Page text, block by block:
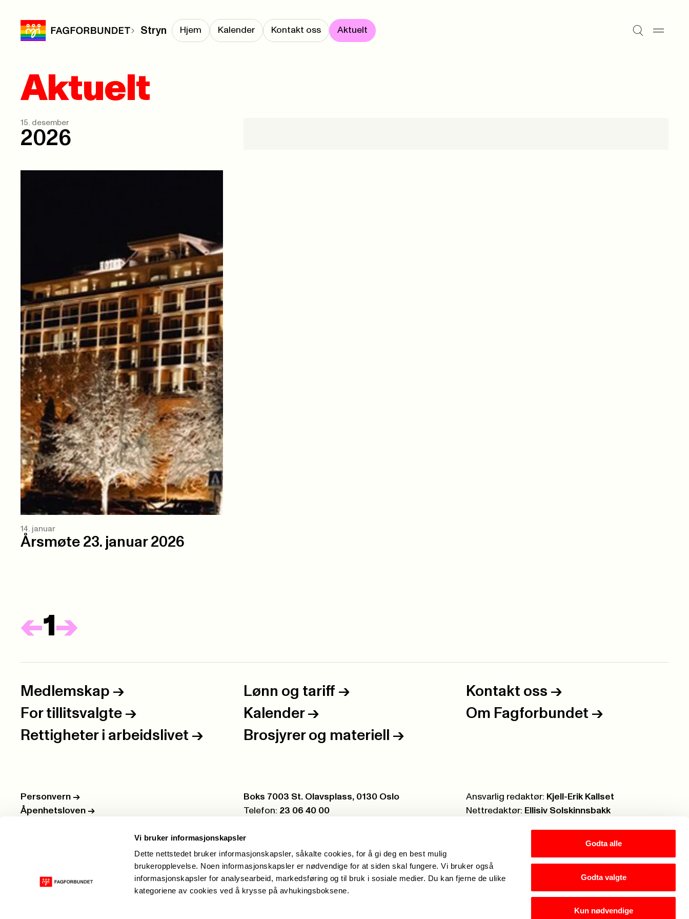
Vi bruker informasjonskapsler
Dette nettstedet bruker informasjonskapsler, såkalte cookies, for å gi deg en best mulig
brukeropplevelse. Noen informasjonskapsler er nødvendige for at siden skal fungere. Vi bruker også
informasjonskapsler for analysearbeid, markedsføring og til bruk i sosiale medier. Du kan fjerne de ulike
kategoriene av cookies ved å krysse på avhukingsboksene.
Godta alle
Godta valgte
Kun nødvendige
Stryn Hjem Kalender Kontakt oss Aktuelt
Aktuelt
15. desember
2026
14. januar
Årsmøte 23. januar 2026
<-Forrige
1 ->
Medlemskap -> Lønn og tariff -> Kontakt oss ->
For tillitsvalgte -> Kalender -> Om Fagforbundet ->
Rettigheter i arbeidslivet -> Brosjyrer og materiell ->
Personvern ->
Åpenhetsloven ->
Postboks:
Boks 7003 St. Olavsplass, 0130 Oslo
Telefon: 23 06 40 00
Ansvarlig redaktør: Kjell-Erik Kallset
Nettredaktør: Ellisiv Solskinnsbakk